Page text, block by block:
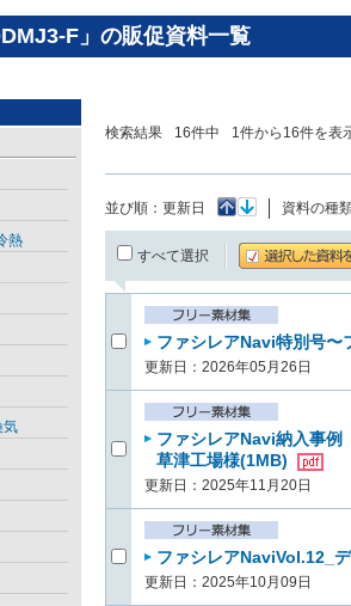
F」の販促資料一覧
検索結果 16件中 1件から 16件を表
並び順： 更新日 資料の種
すべて選択
ファシレアNavi特別号
更新日：2026年05月26日
ファシレアNavi納入事例
草津工場様(1MB)
更新日：2025年11月20日
ファシレアNaviVol.12_
更新日：2025年10月09日
熱
気